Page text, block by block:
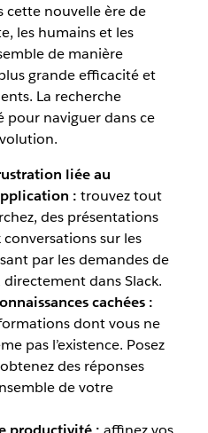
cette nouvelle ère de
les humains et les
de manière
grande efficacité et
La recherche
pour naviguer dans ce
liée au
: trouvez tout
des présentations
sur les
par les demandes de
dans Slack.
cachées :
dont vous ne
pas l’existence. Posez
des réponses
de votre